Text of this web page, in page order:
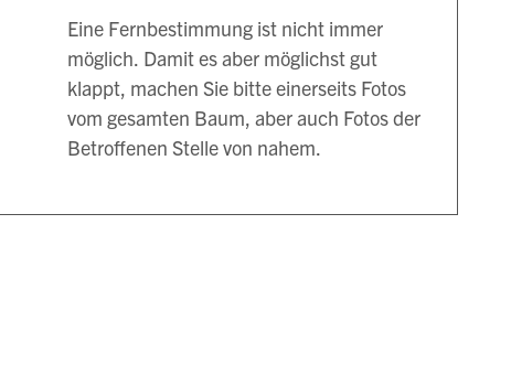
Eine Fernbestimmung ist nicht immer
möglich. Damit es aber möglichst gut
klappt, machen Sie bitte einerseits Fotos
vom gesamten Baum, aber auch Fotos der
Betroffenen Stelle von nahem.